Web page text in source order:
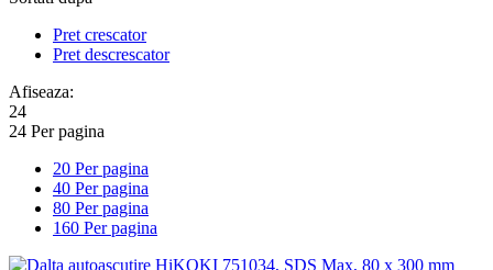
Pret crescator
Pret descrescator
Afiseaza:
24
24 Per pagina
20 Per pagina
40 Per pagina
80 Per pagina
160 Per pagina